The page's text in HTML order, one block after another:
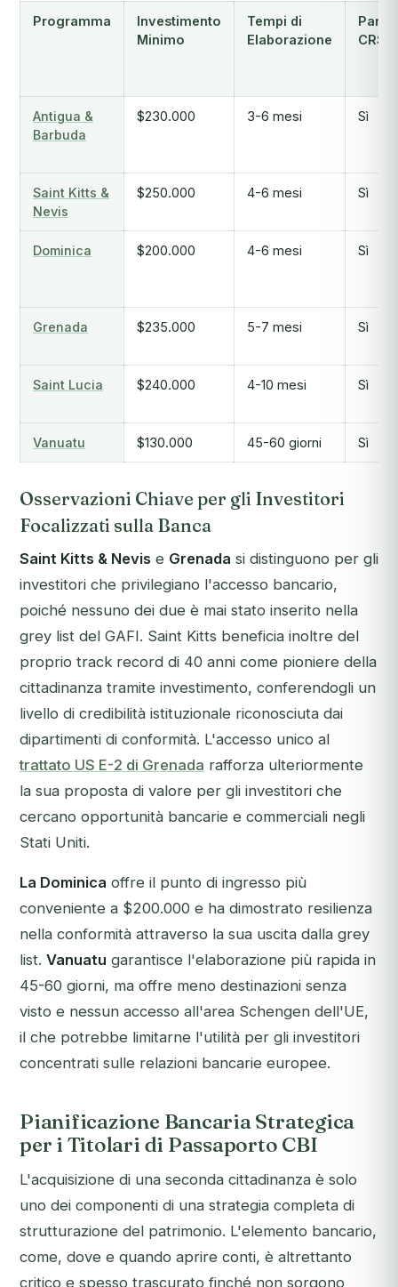
Programma
Investimento
Minimo
Tempi di
Elaborazione
CRS
Antigua &
Barbuda
$230.000 3-6 mesi Sì
Saint Kitts &
Nevis
$250.000 4-6 mesi Sì
Dominica $200.000 4-6 mesi Sì
Grenada $235.000 5-7 mesi Sì
Saint Lucia $240.000 4-10 mesi Sì
Vanuatu $130.000 45-60 giorni Sì
Osservazioni Chiave per gli Investitori
Focalizzati sulla Banca
Saint Kitts & Nevis e Grenada si distinguono per gli
investitori che privilegiano l'accesso bancario,
poiché nessuno dei due è mai stato inserito nella
grey list del GAFI. Saint Kitts beneficia inoltre del
proprio track record di 40 anni come pioniere della
cittadinanza tramite investimento, conferendogli un
livello di credibilità istituzionale riconosciuta dai
dipartimenti di conformità. L'accesso unico al
trattato US E-2 di Grenada rafforza ulteriormente
la sua proposta di valore per gli investitori che
cercano opportunità bancarie e commerciali negli
Stati Uniti.
La Dominica offre il punto di ingresso più
conveniente a $200.000 e ha dimostrato resilienza
nella conformità attraverso la sua uscita dalla grey
list. Vanuatu garantisce l'elaborazione più rapida in
45-60 giorni, ma offre meno destinazioni senza
visto e nessun accesso all'area Schengen dell'UE,
il che potrebbe limitarne l'utilità per gli investitori
concentrati sulle relazioni bancarie europee.
Pianificazione Bancaria Strategica
per i Titolari di Passaporto CBI
L'acquisizione di una seconda cittadinanza è solo
uno dei componenti di una strategia completa di
strutturazione del patrimonio. L'elemento bancario,
come, dove e quando aprire conti, è altrettanto
critico e spesso trascurato finché non sorgono